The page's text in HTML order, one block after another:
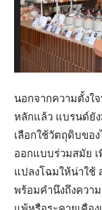
นอกจากความตั้งใ
หลักแล้ว แบรนด์ยัง
เลือกใช้วัตถุดิบขอ
ออกแบบร่วมสมัย
แปลงโฉมให้น่าใช้
พร้อมคำนึงถึงควา